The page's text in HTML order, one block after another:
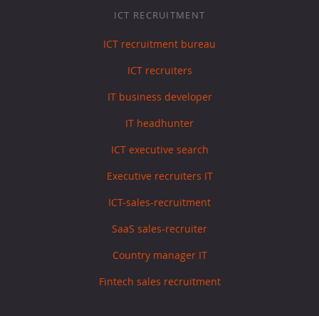
ICT RECRUITMENT
ICT recruitment bureau
ICT recruiters
IT business developer
IT headhunter
ICT executive search
Executive recruiters IT
ICT-sales-recruitment
SaaS sales-recruiter
Country manager IT
Fintech sales recruitment